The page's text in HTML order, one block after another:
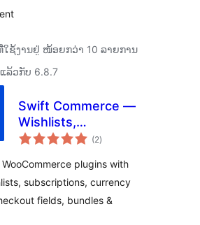
ໃຊ້ງານຢູ່ ໜ້ອຍກວ່າ 10 ລາຍການ
ລ້ວກັບ 6.8.7
Swift Commerce —
Wishlists,
Subscriptions &
WooCommerce
(2ຄະແນນ
ທັງໝົດ
)
plugins with
subscriptions, currency
fields, bundles &